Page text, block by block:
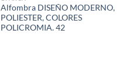
Alfombra DISEÑO MODERNO,
POLIESTER, COLORES
POLICROMIA. 42